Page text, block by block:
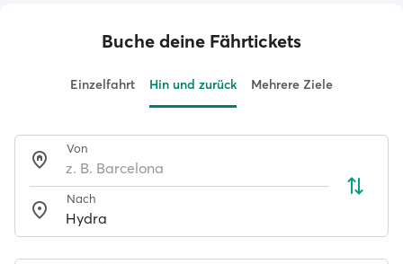
Buche deine Fährtickets
Einzelfahrt Hin und zurück Mehrere Ziele
Von
Nach